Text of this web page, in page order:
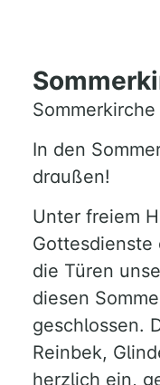
Sommerkirche
In den
draußen!
Unter freiem
Gottesdienste
die Türen
diesen
geschlossen.
Reinbek,
herzlich ein,